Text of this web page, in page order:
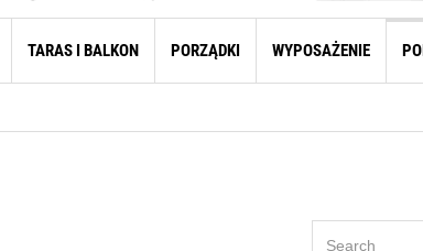
TARAS I BALKON PORZĄDKI WYPOSAŻENIE